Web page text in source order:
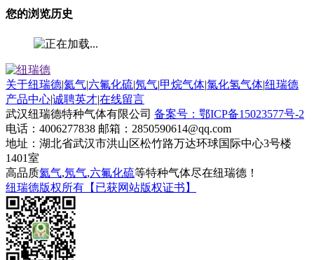
您的浏览历史
关于纽瑞德|氦气|六氟化硫|氖气|甲烷气体|氯化氢气体|纽瑞德
产品中心|诚聘英才|在线留言
武汉纽瑞德特种气体有限公司 备案号：鄂ICP备15023577号-2
电话：4006277838 邮箱：2850590614@qq.com
地址：湖北省武汉市洪山区松竹路万达环球国际中心3号楼
1401室
高品质氦气,氖气,六氟化硫等特种气体尽在纽瑞德！
纽瑞德版权所有【已获网站版权证书】